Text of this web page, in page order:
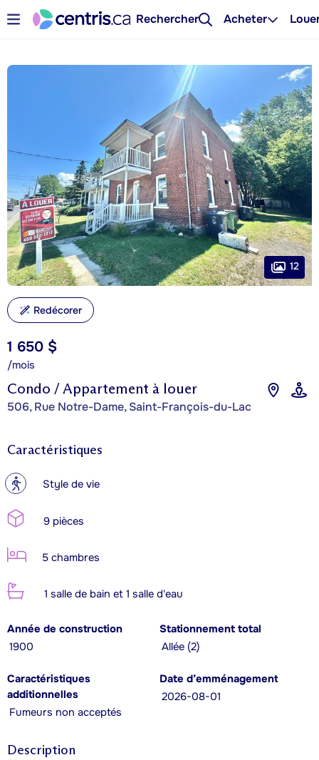
Rechercher Acheter
Condo / Appartement à louer
506, Rue Notre-Dame, Saint-François-du-Lac
1 650 $
/mois
12
Redécorer
Caractéristiques
? Style de vie
9 pièces
5 chambres
1 salle de bain et 1 salle d'eau
Année de construction
1900
Stationnement total
Allée (2)
Caractéristiques
additionnelles
Fumeurs non acceptés
Date d’emménagement
2026-08-01
Description